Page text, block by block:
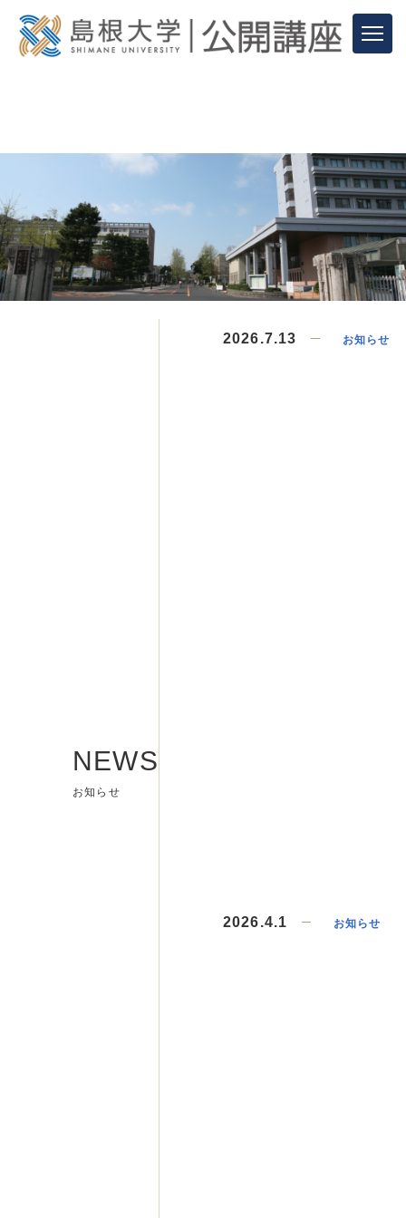
NEWS
お知らせ
2026.7.13 お知らせ
2026.4.1 お知らせ